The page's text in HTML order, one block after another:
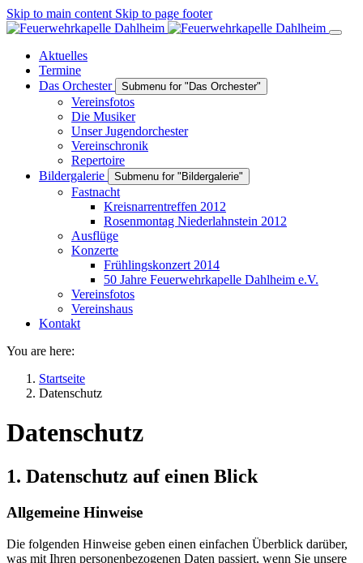
Skip to main content Skip to page footer
Aktuelles
Termine
Das Orchester
Submenu for "Das Orchester"
Vereinsfotos
Die Musiker
Unser Jugendorchester
Vereinschronik
Repertoire
Bildergalerie
Submenu for "Bildergalerie"
Fastnacht
Kreisnarrentreffen 2012
Rosenmontag Niederlahnstein 2012
Ausflüge
Konzerte
Frühlingskonzert 2014
50 Jahre Feuerwehrkapelle Dahlheim e.V.
Vereinsfotos
Vereinshaus
Kontakt
You are here:
Startseite
Datenschutz
Datenschutz
1. Datenschutz auf einen Blick
Allgemeine Hinweise
Die folgenden Hinweise geben einen einfachen Überblick darüber,
was mit Ihren personenbezogenen Daten passiert, wenn Sie unsere